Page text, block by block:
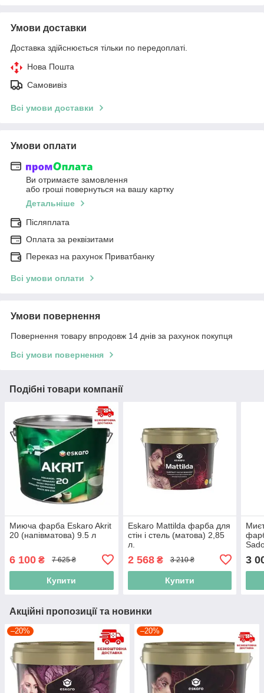
Умови доставки
Доставка здійснюється тільки по передоплаті.
Нова Пошта
Самовивіз
Всі умови доставки
Умови оплати
Ви отримаєте замовлення
або гроші повернуться на вашу картку
Детальніше
Післяплата
Оплата за реквізитами
Переказ на рахунок Приватбанку
Всі умови оплати
Умови повернення
Повернення товару впродовж 14 днів за рахунок покупця
Всі умови повернення
Подібні товари компанії
Миюча фарба Eskaro Akrit
20 (напівматова) 9.5 л
6 100 ₴ 7 625 ₴
Купити
Eskaro Mattilda фарба для
стін і стель (матова) 2,85
л.
2 568₴ 3 210 ₴
Купити
3
Акційні пропозиції та новинки
–20% –20%